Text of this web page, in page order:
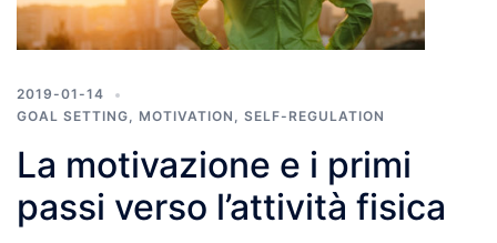
2019-01-14
GOAL SETTING, MOTIVATION , SELF-REGULATION
La motivazione e i primi
passi verso l’attività fisica